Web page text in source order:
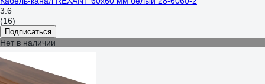
3.6
(16)
Подписаться
Нет в наличии